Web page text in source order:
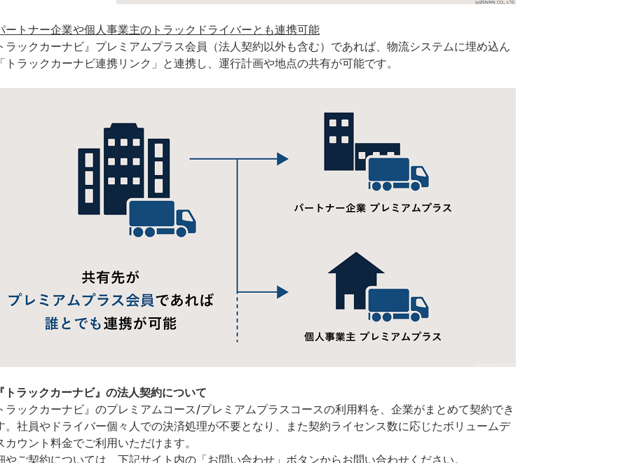
ートナー企業や個人事業主のトラックドライバーとも連携可能
ラックカーナビ』プレミアムプラス会員（法人契約以外も含む）であれば、物流システムに埋め込ん
トラックカーナビ連携リンク」と連携し、運行計画や地点の共有が可能です。
ラックカーナビ』の法人契約について
ラックカーナビ』のプレミアムコース/プレミアムプラスコースの利用料を、企業がまとめて契約でき
。社員やドライバー個々人での決済処理が不要となり、また契約ライセンス数に応じたボリュームデ
カウント料金でご利用いただけます。
やご契約については、下記サイト内の「お問い合わせ」ボタンからお問い合わせください。